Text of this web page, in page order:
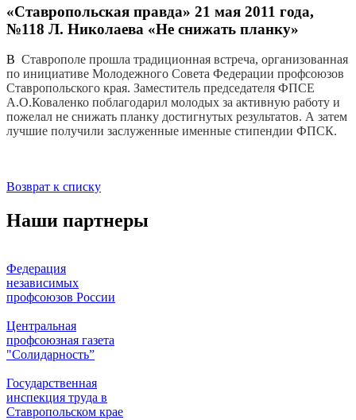
«Ставропольская правда» 21 мая 2011 года,
№118 Л. Николаева «Не снижать планку»
В Ставрополе прошла традиционная встреча, организованная
по инициативе Молодежного Совета Федерации профсоюзов
Ставропольского края. Заместитель председателя ФПСЕ
А.О.Коваленко поблагодарил молодых за активную работу и
пожелал не снижать планку достигнутых результатов. А затем
лучшие получили заслуженные именные стипендии ФПСК.
Возврат к списку
Наши партнеры
Федерация
независимых
профсоюзов России
Центральная
профсоюзная газета
"Солидарность”
Государственная
инспекция труда в
Ставропольском крае